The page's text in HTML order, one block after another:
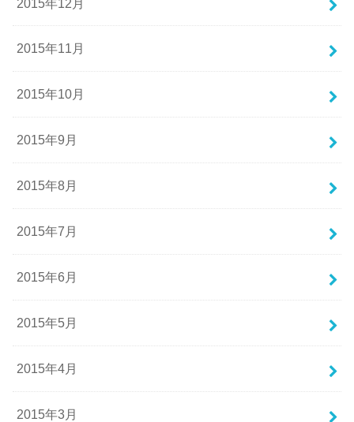
2015年11月
2015年10月
2015年9月
2015年8月
2015年7月
2015年6月
2015年5月
2015年4月
2015年3月